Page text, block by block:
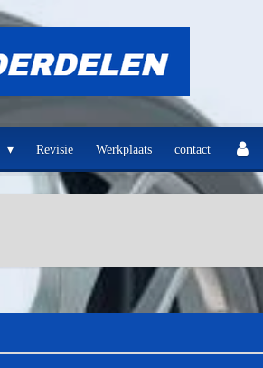
Revisie Werkplaats contact